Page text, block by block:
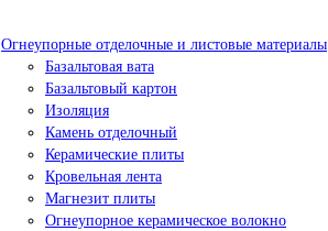
Огнеупорные отделочные и листовые материалы
Базальтовая вата
Базальтовый картон
Изоляция
Камень отделочный
Керамические плиты
Кровельная лента
Магнезит плиты
Огнеупорное керамическое волокно